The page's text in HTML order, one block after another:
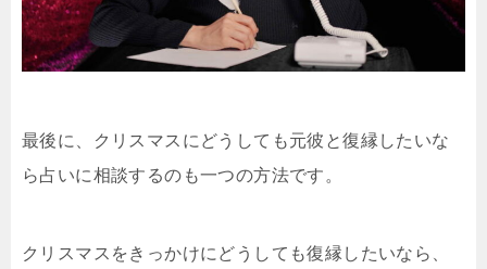
最後に、クリスマスにどうしても元彼と復縁したいな
ら占いに相談するのも一つの方法です。
クリスマスをきっかけにどうしても復縁したいなら、